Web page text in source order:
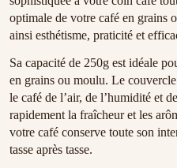
optimale de votre café en grains
ainsi esthétisme, praticité et
Sa capacité de 250g est idéale
en grains ou moulu. Le
le café de l’air, de l’humidité et
rapidement la fraîcheur et les
votre café conserve toute son
tasse après tasse.